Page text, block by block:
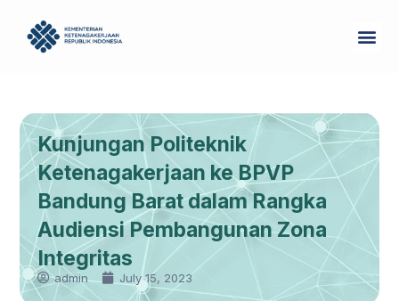
content
Kunjungan Politeknik
Ketenagakerjaan ke BPVP
Bandung Barat dalam Rangka
Audiensi Pembangunan Zona
Integritas
admin July 15, 2023